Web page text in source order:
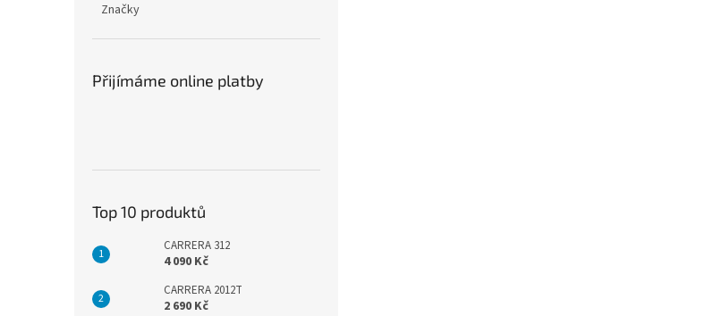
Značky
Přijímáme online platby
Top 10 produktů
CARRERA 312
4 090 Kč
CARRERA 2012T
2 690 Kč